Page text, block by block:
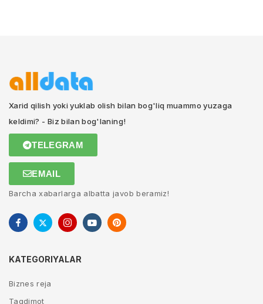
Xarid qilish yoki yuklab olish bilan bog'liq muammo yuzaga
keldimi? - Biz bilan bog'laning!
TELEGRAM
EMAIL
Barcha xabarlarga albatta javob beramiz!
KATEGORIYALAR
Biznes reja
Taqdimot